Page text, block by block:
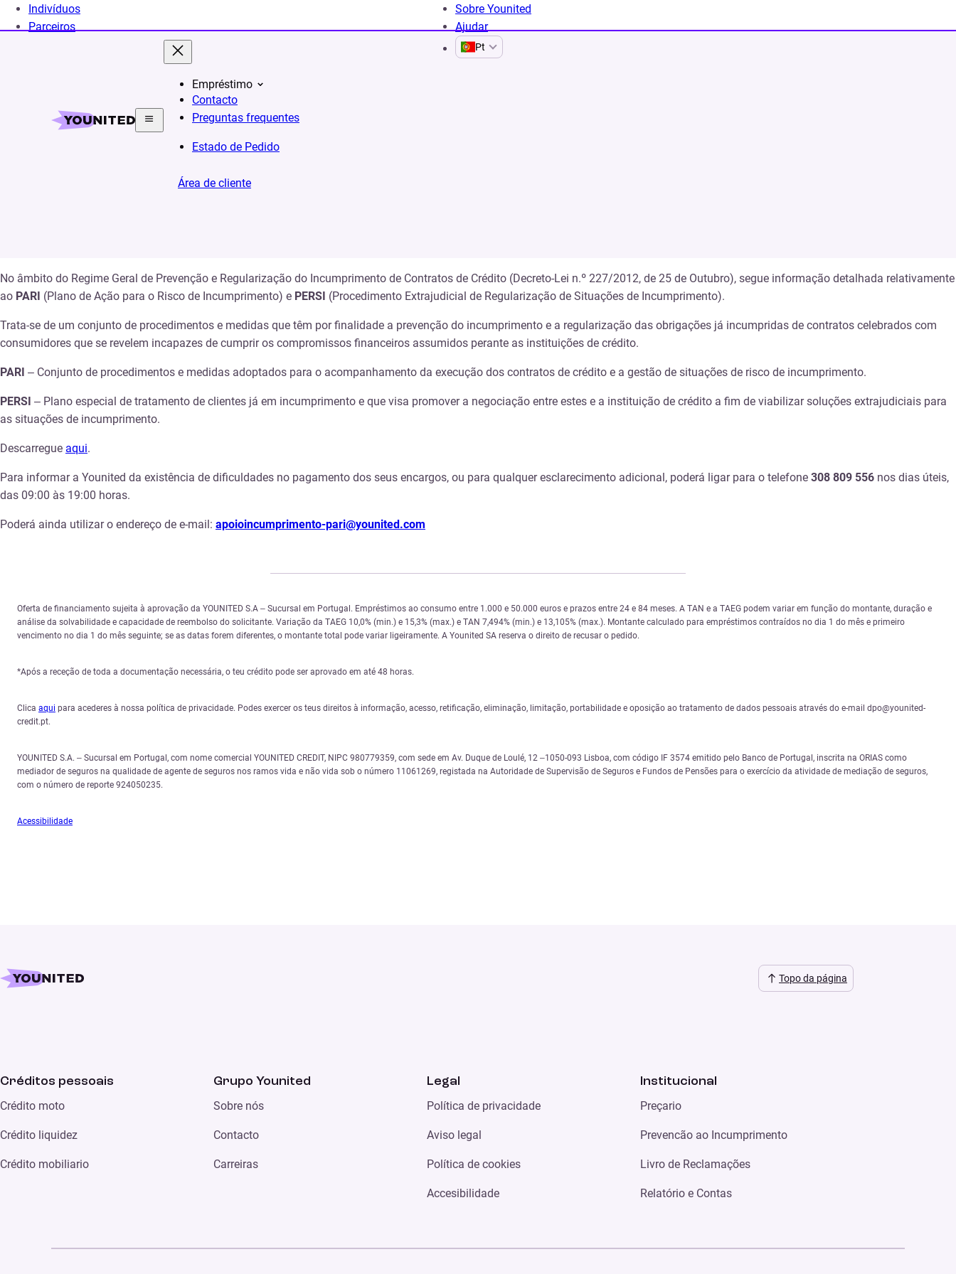
Indivíduos
Parceiros
Sobre Younited
Ajudar
Pt
Empréstimo
Contacto
Preguntas frequentes
Estado de Pedido
Área de cliente
Home Secao juridica Prevenção e gestão do incumprimento de crédito
Prevenção e gestão do incumprimento de crédito.
No âmbito do Regime Geral de Prevenção e Regularização do Incumprimento de Contratos de Crédito (Decreto-Lei n.º 227/2012, de 25 de Outubro), segue informação detalhada relativamente
ao PARI (Plano de Ação para o Risco de Incumprimento) e PERSI (Procedimento Extrajudicial de Regularização de Situações de Incumprimento).
Trata-se de um conjunto de procedimentos e medidas que têm por finalidade a prevenção do incumprimento e a regularização das obrigações já incumpridas de contratos celebrados com
consumidores que se revelem incapazes de cumprir os compromissos financeiros assumidos perante as instituições de crédito.
PARI – Conjunto de procedimentos e medidas adoptados para o acompanhamento da execução dos contratos de crédito e a gestão de situações de risco de incumprimento.
PERSI – Plano especial de tratamento de clientes já em incumprimento e que visa promover a negociação entre estes e a instituição de crédito a fim de viabilizar soluções extrajudiciais para
as situações de incumprimento.
Descarregue aqui.
Para informar a Younited da existência de dificuldades no pagamento dos seus encargos, ou para qualquer esclarecimento adicional, poderá ligar para o telefone 308 809 556 nos dias úteis,
das 09:00 às 19:00 horas.
Poderá ainda utilizar o endereço de e-mail: apoioincumprimento-pari@younited.com
Oferta de financiamento sujeita à aprovação da YOUNITED S.A – Sucursal em Portugal. Empréstimos ao consumo entre 1.000 e 50.000 euros e prazos entre 24 e 84 meses. A TAN e a TAEG podem variar em função do montante, duração e
análise da solvabilidade e capacidade de reembolso do solicitante. Variação da TAEG 10,0% (min.) e 15,3% (max.) e TAN 7,494% (min.) e 13,105% (max.). Montante calculado para empréstimos contraídos no dia 1 do mês e primeiro
vencimento no dia 1 do mês seguinte; se as datas forem diferentes, o montante total pode variar ligeiramente. A Younited SA reserva o direito de recusar o pedido.
*Após a receção de toda a documentação necessária, o teu crédito pode ser aprovado em até 48 horas.
Clica aqui para acederes à nossa política de privacidade. Podes exercer os teus direitos à informação, acesso, retificação, eliminação, limitação, portabilidade e oposição ao tratamento de dados pessoais através do e-mail dpo@younited-
credit.pt.
YOUNITED S.A. – Sucursal em Portugal, com nome comercial YOUNITED CREDIT, NIPC 980779359, com sede em Av. Duque de Loulé, 12 –1050-093 Lisboa, com código IF 3574 emitido pelo Banco de Portugal, inscrita na ORIAS como
mediador de seguros na qualidade de agente de seguros nos ramos vida e não vida sob o número 11061269, registada na Autoridade de Supervisão de Seguros e Fundos de Pensões para o exercício da atividade de mediação de seguros,
com o número de reporte 924050235.
Acessibilidade
Topo da página
Créditos pessoais
Crédito moto
Crédito liquidez
Crédito mobiliario
Grupo Younited
Sobre nós
Contacto
Carreiras
Legal
Política de privacidade
Aviso legal
Política de cookies
Accesibilidade
Institucional
Preçario
Prevencão ao Incumprimento
Livro de Reclamações
Relatório e Contas